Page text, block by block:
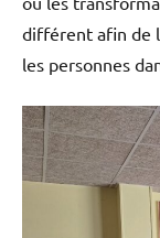
différent afin de
les personnes